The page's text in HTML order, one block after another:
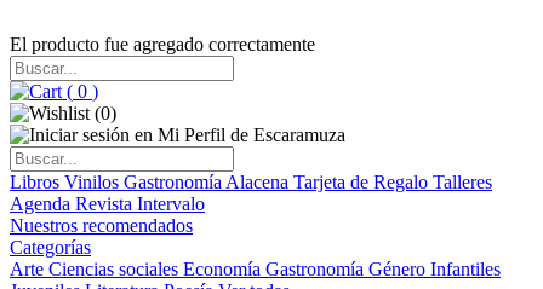
El producto fue agregado correctamente
( 0 )
(0)
Libros Vinilos Gastronomía Alacena Tarjeta de Regalo Talleres
Agenda Revista Intervalo
Nuestros recomendados
Categorías
Arte Ciencias sociales Economía Gastronomía Género Infantiles